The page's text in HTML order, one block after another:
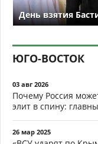
День взятия
ЮГО-ВОСТОК
03 авг 2026
Почему Россия
элит в спину:
26 мар 2025